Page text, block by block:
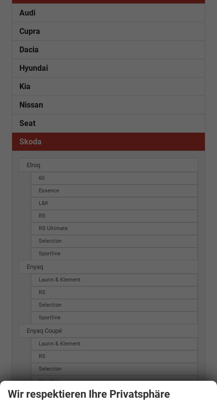
Audi
Cupra
Dacia
Hyundai
Kia
Nissan
Seat
Skoda
Elroq
60
Essence
L&K
RS
RS Ultimate
Selection
Sportline
Enyaq
Laurin & Klement
RS
Selection
Sportline
Enyaq Coupé
Laurin & Klement
RS
Selection
Sportline
Fabia
Wir respektieren Ihre Privatsphäre